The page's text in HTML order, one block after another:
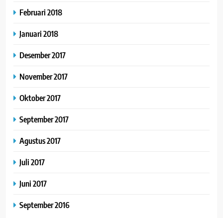
Februari 2018
Januari 2018
Desember 2017
November 2017
Oktober 2017
September 2017
Agustus 2017
Juli 2017
Juni 2017
September 2016